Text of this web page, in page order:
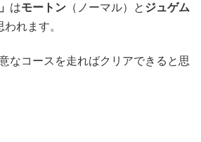
はモートン （ノーマル）と ジュゲム
われます。
なコースを走ればクリアできると思